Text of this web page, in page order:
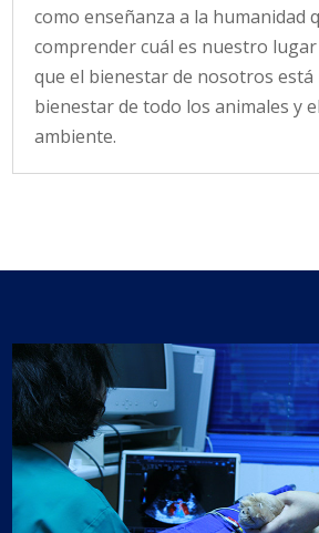
como enseñanza a la humanidad
comprender cuál es nuestro
que el bienestar de nosotros
bienestar de todo los animales y
ambiente.